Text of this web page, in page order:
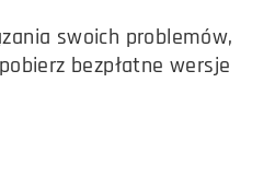
swoich problemów,
bezpłatne wersje